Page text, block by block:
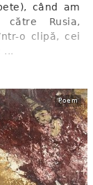
când am
Rusia,
o clipă, cei
...
Poem